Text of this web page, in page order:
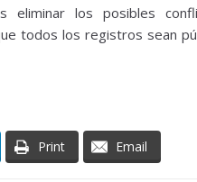
eliminar los posibles
todos los registros sean
Print Email